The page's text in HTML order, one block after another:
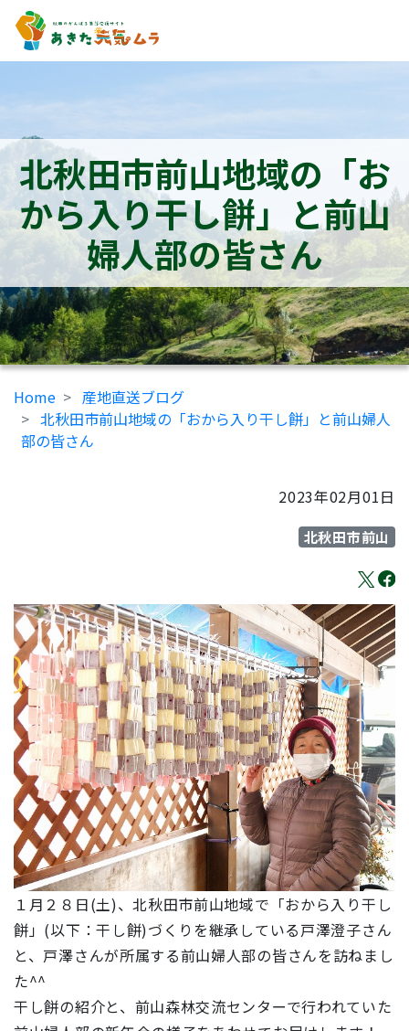
北秋田市前山地域の「お
から入り干し餅」と前山
婦人部の皆さん
Home
産地直送ブログ
北秋田市前山地域の「おから入り干し餅」と前山婦人
部の皆さん
2023年02月01日
北秋田市前山
１月２８日(土)、北秋田市前山地域で「おから入り干し
餅」(以下：干し餅)づくりを継承している戸澤澄子さん
と、戸澤さんが所属する前山婦人部の皆さんを訪ねまし
た^^
干し餅の紹介と、前山森林交流センターで行われていた